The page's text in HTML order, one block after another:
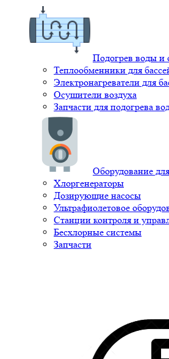
Подогрев воды и
Теплообменники для
Электронагреватели для
Осушители воздуха
Запчасти для подогрева
Оборудование
Хлоргенераторы
Дозирующие насосы
Ультрафиолетовое
Станции контроля и
Бесхлорные системы
Запчасти